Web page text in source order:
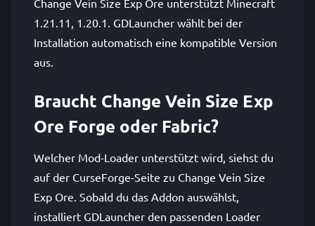
Change Vein Size Exp Ore unterstützt Minecraft
1.21.11, 1.20.1. GDLauncher wählt bei der
Installation automatisch eine kompatible Version
aus.
Braucht Change Vein Size Exp
Ore Forge oder Fabric?
Welcher Mod-Loader unterstützt wird, siehst du
auf der CurseForge-Seite zu Change Vein Size
Exp Ore. Sobald du das Addon auswählst,
installiert GDLauncher den passenden Loader